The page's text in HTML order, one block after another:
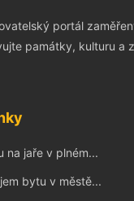
portál
památky, kulturu a
na jaře v plném...
bytu v městě...